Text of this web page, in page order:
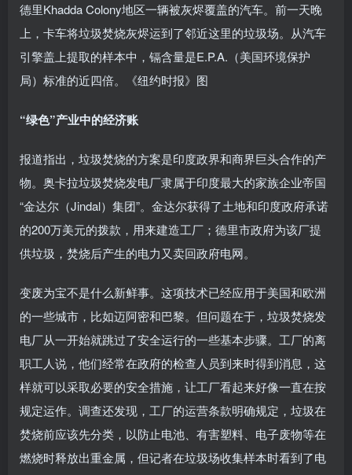
德里Khadda Colony地区一辆被灰烬覆盖的汽车。前一天晚
上，卡车将垃圾焚烧灰烬运到了邻近这里的垃圾场。从汽车
引擎盖上提取的样本中，镉含量是E.P.A.（美国环境保护
局）标准的近四倍。《纽约时报》图
“绿色”产业中的经济账
报道指出，垃圾焚烧的方案是印度政界和商界巨头合作的产
物。奥卡拉垃圾焚烧发电厂隶属于印度最大的家族企业帝国
“金达尔（Jindal）集团”。金达尔获得了土地和印度政府承诺
的200万美元的拨款，用来建造工厂；德里市政府为该厂提
供垃圾，焚烧后产生的电力又卖回政府电网。
变废为宝不是什么新鲜事。这项技术已经应用于美国和欧洲
的一些城市，比如迈阿密和巴黎。但问题在于，垃圾焚烧发
电厂从一开始就跳过了安全运行的一些基本步骤。工厂的离
职工人说，他们经常在政府的检查人员到来时得到消息，这
样就可以采取必要的安全措施，让工厂看起来好像一直在按
规定运作。调查还发现，工厂的运营条款明确规定，垃圾在
焚烧前应该先分类，以防止电池、有害塑料、电子废物等在
燃烧时释放出重金属，但记者在垃圾场收集样本时看到了电